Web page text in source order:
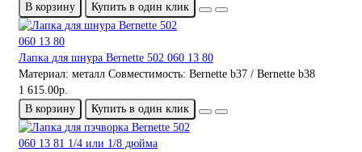
В корзину
Купить в один клик
Лапка для шнура Bernette 502 060 13 80
Материал: металл Совместимость: Bernette b37 / Bernette b38
1 615.00р.
В корзину
Купить в один клик